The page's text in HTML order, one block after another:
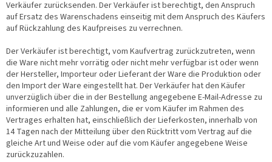
Verkäufer zurücksenden. Der Verkäufer ist berechtigt, den Anspruch
auf Ersatz des Warenschadens einseitig mit dem Anspruch des Käufers
auf Rückzahlung des Kaufpreises zu verrechnen.
Der Verkäufer ist berechtigt, vom Kaufvertrag zurückzutreten, wenn
die Ware nicht mehr vorrätig oder nicht mehr verfügbar ist oder wenn
der Hersteller, Importeur oder Lieferant der Ware die Produktion oder
den Import der Ware eingestellt hat. Der Verkäufer hat den Käufer
unverzüglich über die in der Bestellung angegebene E-Mail-Adresse zu
informieren und alle Zahlungen, die er vom Käufer im Rahmen des
Vertrages erhalten hat, einschließlich der Lieferkosten, innerhalb von
14 Tagen nach der Mitteilung über den Rücktritt vom Vertrag auf die
gleiche Art und Weise oder auf die vom Käufer angegebene Weise
zurückzuzahlen.